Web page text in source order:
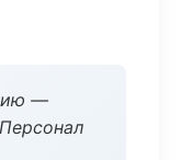
—